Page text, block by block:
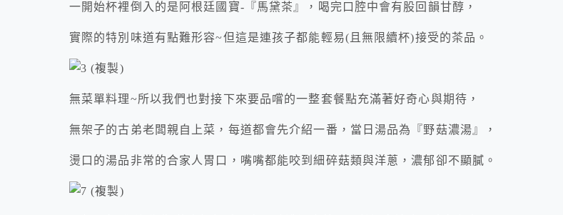
一開始杯裡倒入的是阿根廷國寶-『馬黛茶』，喝完口腔中會有股回韻甘醇，
實際的特別味道有點難形容~但這是連孩子都能輕易(且無限續杯)接受的茶品。
無菜單料理~所以我們也對接下來要品嚐的一整套餐點充滿著好奇心與期待，
無架子的古弟老闆親自上菜，每道都會先介紹一番，當日湯品為『野菇濃湯』，
燙口的湯品非常的合家人胃口，嘴嘴都能咬到細碎菇類與洋蔥，濃郁卻不顯膩。